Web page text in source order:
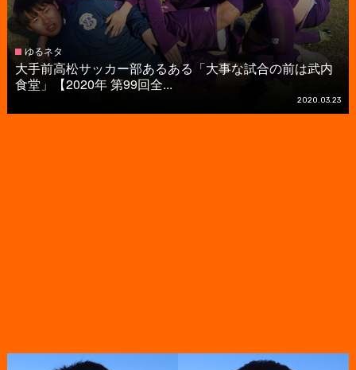
ゆるネタ
大手前高松サッカー部あるある「大事な試合の前は武内
食堂」【2020年 第99回全...
2020.03.23